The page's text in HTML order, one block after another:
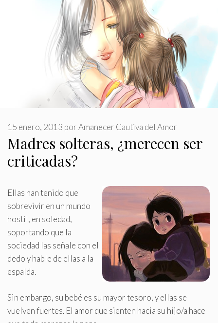
Madres solteras, ¿merecen ser
criticadas?
15 enero, 2013 porAmanecer Cautiva del Amor
Ellas han tenido que
sobrevivir en un mundo
hostil, en soledad,
soportando que la
sociedad las señale con el
dedo y hable de ellas a la
espalda.
Sin embargo, su bebé es su mayor tesoro, y ellas se
vuelven fuertes. El amor que sienten hacia su hijo/a hace